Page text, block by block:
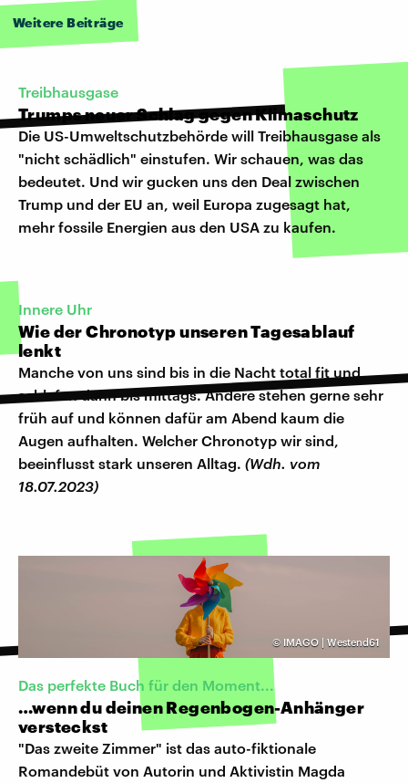
Weitere Beiträge
Treibhausgase
Trumps neuer Schlag gegen Klimaschutz
Die US-Umweltschutzbehörde will Treibhausgase als
"nicht schädlich" einstufen. Wir schauen, was das
bedeutet. Und wir gucken uns den Deal zwischen
Trump und der EU an, weil Europa zugesagt hat,
mehr fossile Energien aus den USA zu kaufen.
Innere Uhr
Wie der Chronotyp unseren Tagesablauf
lenkt
Manche von uns sind bis in die Nacht total fit und
schlafen dann bis mittags. Andere stehen gerne sehr
früh auf und können dafür am Abend kaum die
Augen aufhalten. Welcher Chronotyp wir sind,
beeinflusst stark unseren Alltag. (Wdh. vom
18.07.2023)
© IMAGO | Westend61
Das perfekte Buch für den Moment...
…wenn du deinen Regenbogen-Anhänger
versteckst
"Das zweite Zimmer" ist das auto-fiktionale
Romandebüt von Autorin und Aktivistin Magda